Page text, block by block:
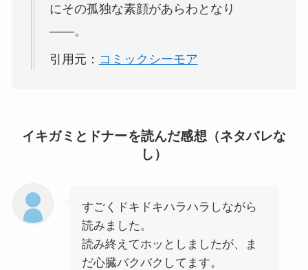
にその孤独な素顔があらわとなり
――。
引用元： コミックシーモア
イキガミとドナーを読んだ感想（ネタバレな
し）
すごくドキドキハラハラしながら
読みました。
読み終えてホッとしましたが、ま
だ心臓バクバクしてます。